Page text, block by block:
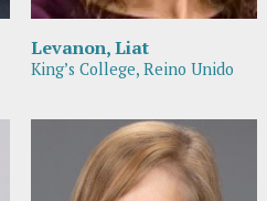
Levanon, Liat
King’s College, Reino Unido